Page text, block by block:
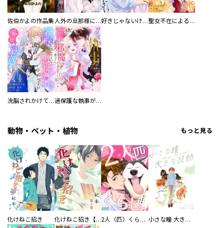
佐伯かよの作品集 人外の旦那様に娶られ毎晩ナカまで愛される…。アンソロジー 好きじゃないけど、抱いてください【電子単行本版／特典おまけ付き】 聖女不在による仮初め婚なのに、不器用な王太子に溺愛されています【電子単行本版／特典おまけ付き】
洗脳されかけていた悪役令嬢ですが家出を決意しました。【電子単行本版／特典おまけ付き】 過保護な執事が私の婚活を邪魔してきます！ 分冊版
動物・ペット・植物 もっと見る
化けねこ招き 化けねこ招き【描きおろし付合冊版】 2人（匹）くらし。 小さな瞳 大きな鼓動